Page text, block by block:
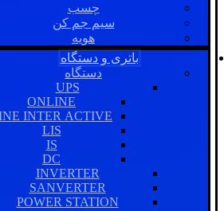
چسب
سیم جم کن
هویه
باتری و دستگاه
دستگاه
UPS
ONLINE
INTER ACTIVE
LIS
IS
DC
INVERTER
SANVERTER
POWER STATION